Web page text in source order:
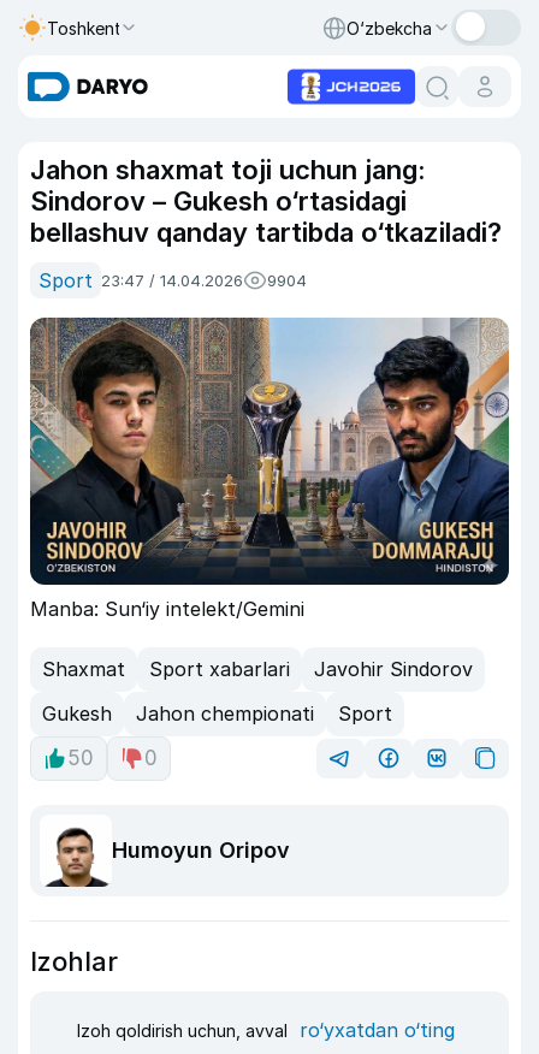
Toshkent O‘zbekcha
Jahon shaxmat toji uchun jang:
Sindorov – Gukesh o‘rtasidagi
bellashuv qanday tartibda o‘tkaziladi?
Sport 23:47 / 14.04.2026 9904
Manba: Sun‘iy intelekt/Gemini
Shaxmat Sport xabarlari
Javohir Sindorov
Gukesh
Jahon chempionati
Sport
50
0
Humoyun Oripov
Izohlar
Izoh qoldirish uchun, avval ro‘yxatdan o‘ting